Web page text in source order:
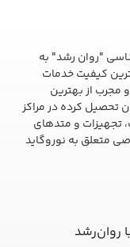
"روان رشد" به
کیفیت خدمات
از بهترین
تحصیل کرده در مراکز
تجهیزات و متدهای
متعلق به نوروگاید
روان‌رشد